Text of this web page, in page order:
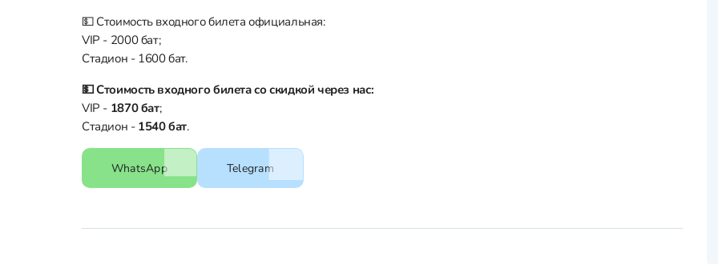
💵 Стоимость входного билета официальная:
VIP - 2000 бат;
Стадион - 1600 бат.
💵 Стоимость входного билета со скидкой через нас:
VIP - 1870 бат;
Стадион -1540бат.
WhatsApp Telegram